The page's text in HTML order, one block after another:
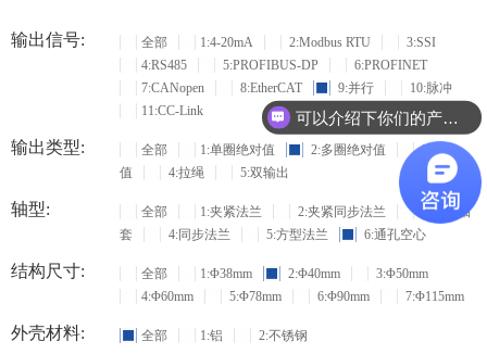
输出信号: 全部 1:4-20mA 2:Modbus RTU
3:SSI
4:RS485
5:PROFIBUS-DP
6:PROFINET
7:CANopen
8:EtherCAT 9:并行
10:脉冲
11:CC-Link
输出类型: 全部 1:单圈绝对值 2:多圈绝对值
3:增量
值
4:拉绳 5:双输出
轴型: 全部 1:夹紧法兰 2:夹紧同步法兰
3:盲孔轴
套
4:同步法兰 5:方型法兰 6:通孔空心
结构尺寸: 全部 1:Φ38mm 2:Φ40mm
3:Φ50mm
4:Φ60mm
5:Φ78mm 6:Φ90mm 7:Φ115mm
外壳材料: 全部 1:铝 2:不锈钢
可以介绍下你们的产品么？